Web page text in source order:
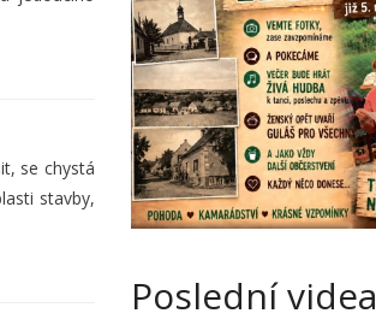
se chystá
stavby,
Poslední videa